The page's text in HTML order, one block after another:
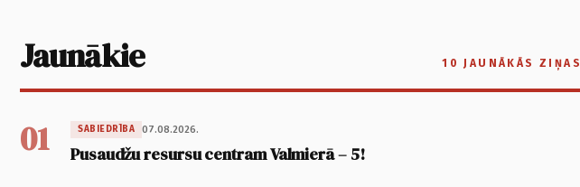
Jaunākie 10 JAUNĀKĀS ZIŅAS
01 SABIEDRĪBA 07.08.2026.
Pusaudžu resursu centram Valmierā – 5!